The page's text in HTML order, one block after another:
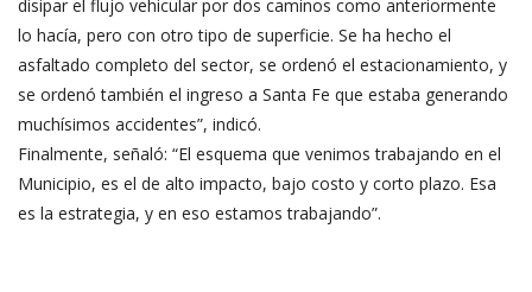
disipar el flujo vehicular por dos caminos como anteriormente
lo hacía, pero con otro tipo de superficie. Se ha hecho el
asfaltado completo del sector, se ordenó el estacionamiento, y
se ordenó también el ingreso a Santa Fe que estaba generando
muchísimos accidentes”, indicó.
Finalmente, señaló: “El esquema que venimos trabajando en el
Municipio, es el de alto impacto, bajo costo y corto plazo. Esa
es la estrategia, y en eso estamos trabajando”.